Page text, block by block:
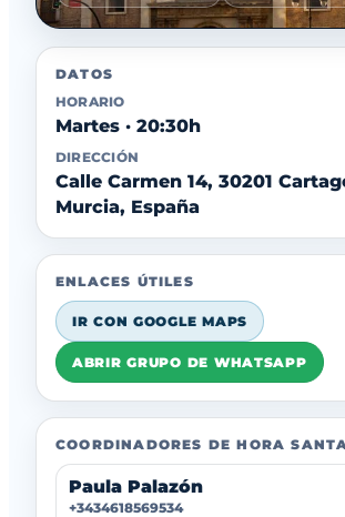
DATOS
HORARIO
Martes · 20:30h
DIRECCIÓN
Calle Carmen 14, 30201
Murcia, España
ENLACES ÚTILES
IR CON GOOGLE MAPS
ABRIR GRUPO DE WHATSAPP
COORDINADORES DE HORA
Paula Palazón
+3434618569534